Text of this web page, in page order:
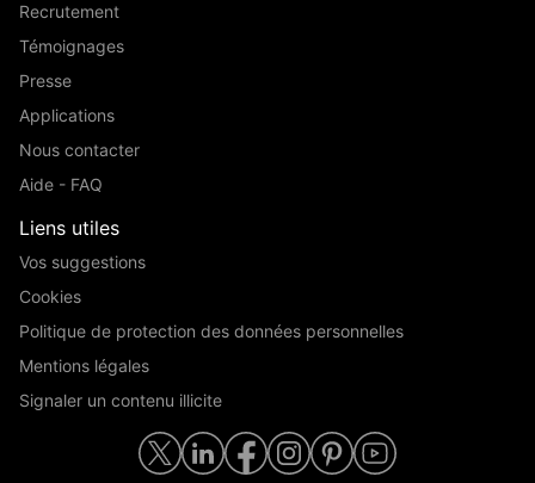
Recrutement
Témoignages
Presse
Applications
Nous contacter
Aide - FAQ
Liens utiles
Vos suggestions
Cookies
Politique de protection des données personnelles
Mentions légales
Signaler un contenu illicite